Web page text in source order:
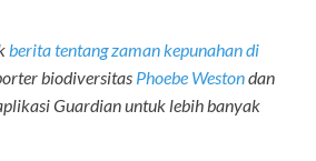
berita tentang zaman kepunahan di
biodiversitas Phoebe Westondan
Guardian untuk lebih banyak